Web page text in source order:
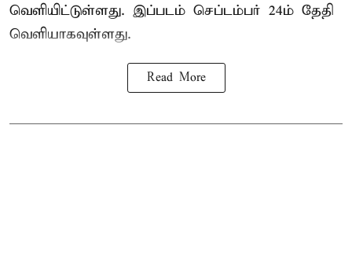
வெளியிட்டுள்ளது. இப்படம் செப்டம்பர் 24ம் தேதி
வெளியாகவுள்ளது.
Read More